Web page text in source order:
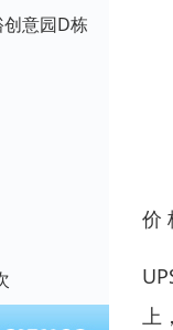
意园D栋
价
上